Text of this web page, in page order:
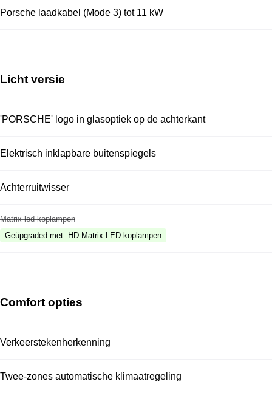
Porsche laadkabel (Mode 3) tot 11 kW
Licht versie
'PORSCHE' logo in glasoptiek op de achterkant
Elektrisch inklapbare buitenspiegels
Achterruitwisser
Matrix led koplampen
Geüpgraded met: HD-Matrix LED koplampen
Comfort opties
Verkeerstekenherkenning
Twee-zones automatische klimaatregeling